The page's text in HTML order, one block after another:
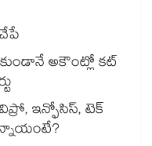
అకౌంట్లో కట్
విప్రో, ఇన్ఫోసిస్, టెక్